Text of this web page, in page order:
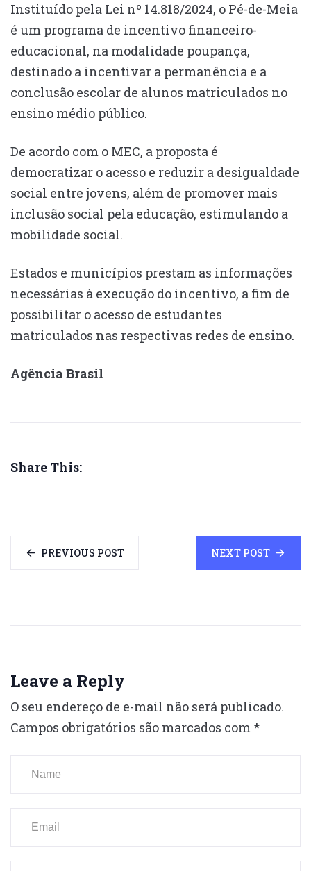
Instituído pela Lei nº 14.818/2024, o Pé-de-Meia
é um programa de incentivo financeiro-
educacional, na modalidade poupança,
destinado a incentivar a permanência e a
conclusão escolar de alunos matriculados no
ensino médio público.
De acordo com o MEC, a proposta é
democratizar o acesso e reduzir a desigualdade
social entre jovens, além de promover mais
inclusão social pela educação, estimulando a
mobilidade social.
Estados e municípios prestam as informações
necessárias à execução do incentivo, a fim de
possibilitar o acesso de estudantes
matriculados nas respectivas redes de ensino.
Agência Brasil
Share This:
PREVIOUS POST NEXT POST
Leave a Reply
O seu endereço de e-mail não será publicado.
Campos obrigatórios são marcados com *